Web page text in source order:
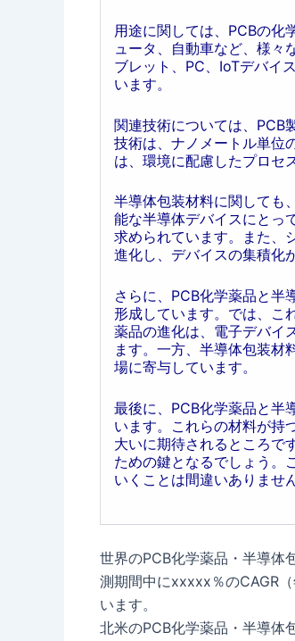
用途に関しては、PCBの化
ュータ、自動車など、様々
ブレット、PC、IoTデバイ
います。
関連技術については、PCB
技術は、ナノメートル単位
は、環境に配慮したプロセ
半導体包装材料に関しても
能な半導体デバイスにとっ
求められています。また、
進化し、デバイスの集積化
さらに、PCB化学薬品と半
形成しています。では、こ
薬品の進化は、電子デバイ
ます。一方、半導体包装材
場に寄与しています。
最後に、PCB化学薬品と半
います。これらの材料が持
大いに期待されるところで
ための鍵となるでしょう。
いくことは間違いありません
世界のPCB化学薬品・半導
測期間中にxxxxx％のCAGR
います。
北米のPCB化学薬品・半導